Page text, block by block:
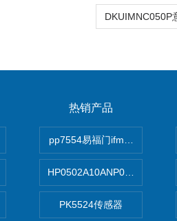
热销产品
pp7554易福门ifm传感器
HP0502A10ANP01滤芯 Mp
PK5524传感器